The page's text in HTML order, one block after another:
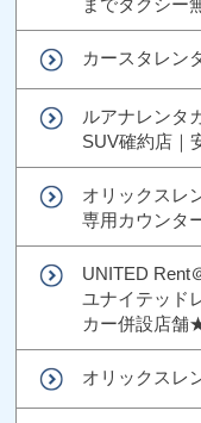
までタクシー
カースタレン
ルアナレンタ
SUV確約店｜
オリックスレ
専用カウンタ
UNITED Rent
ユナイテッド
カー併設店
オリックスレ